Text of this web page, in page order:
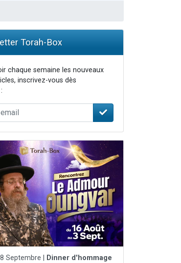
Torah-Box
chaque semaine les nouveaux
inscrivez-vous dès
Septembre |
Dinner d'hommage